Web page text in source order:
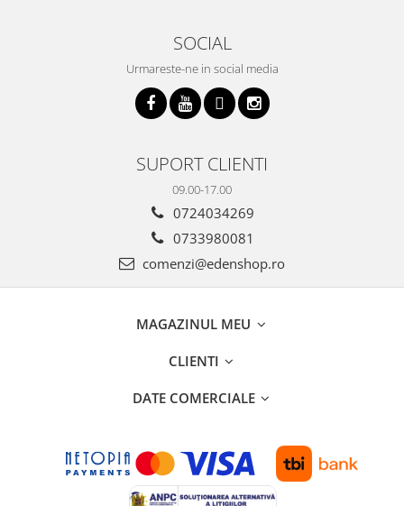
SOCIAL
Urmareste-ne in social media
SUPORT CLIENTI
09.00-17.00
0724034269
0733980081
comenzi@edenshop.ro
MAGAZINUL MEU
CLIENTI
DATE COMERCIALE